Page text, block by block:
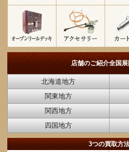
店舗のご紹介全国展
北海道地方
関東地方
関西地方
四国地方
3つの買取方